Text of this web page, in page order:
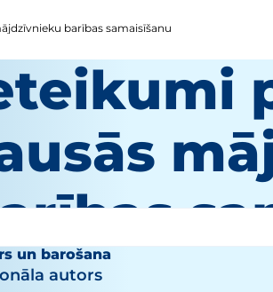
barības samaisīšanu
un barošana
autors